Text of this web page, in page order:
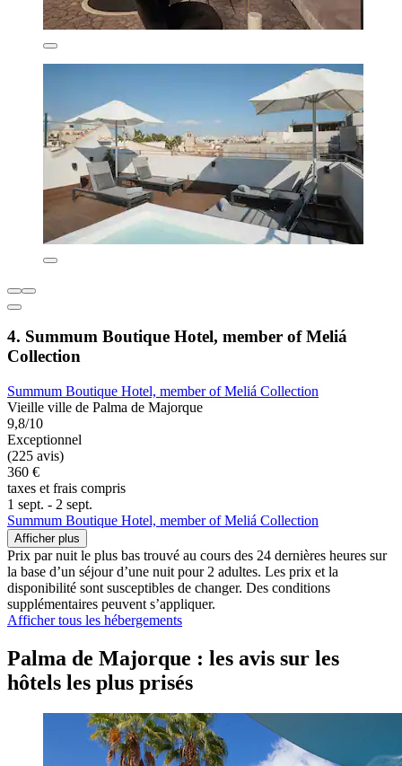
4. Summum Boutique Hotel, member of Meliá
Collection
Summum Boutique Hotel, member of Meliá Collection
Vieille ville de Palma de Majorque
9,8/10
Exceptionnel
(225 avis)
360 €
taxes et frais compris
1 sept. - 2 sept.
Summum Boutique Hotel, member of Meliá Collection
Afficher plus
Prix par nuit le plus bas trouvé au cours des 24 dernières heures sur
la base d’un séjour d’une nuit pour 2 adultes. Les prix et la
disponibilité sont susceptibles de changer. Des conditions
supplémentaires peuvent s’appliquer.
Afficher tous les hébergements
Palma de Majorque : les avis sur les
hôtels les plus prisés